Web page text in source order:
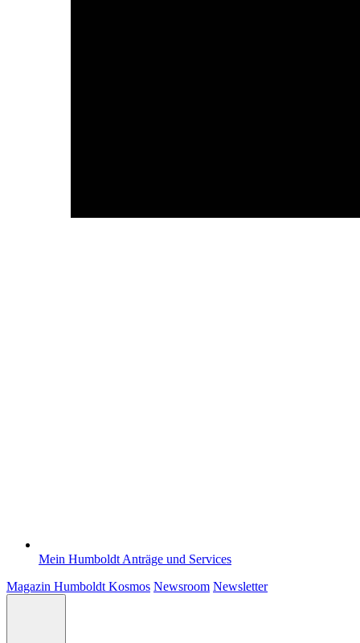
Mein Humboldt Anträge und Services
Magazin Humboldt Kosmos Newsroom Newsletter